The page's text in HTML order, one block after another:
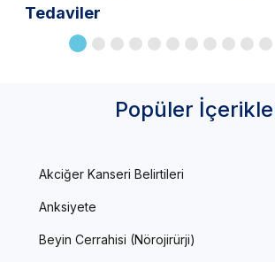
Tedaviler
Popüler
Akciğer Kanseri Belirtileri
Anksiyete
Beyin Cerrahisi (Nörojirürji)